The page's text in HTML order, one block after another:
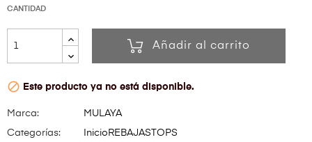
CANTIDAD
Añadir al carrito
 Este producto ya no está disponible.
Marca:
MULAYA
Categorías:
Inicio REBAJAS TOPS